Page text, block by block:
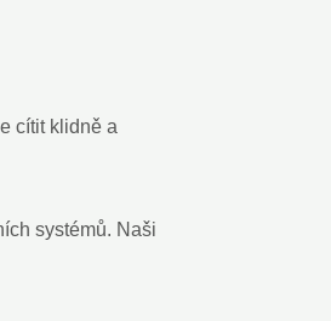
cítit klidně a
systémů. Naši